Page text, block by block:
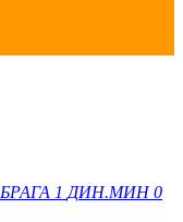
БРАГА 1 ДИН.МИН 0